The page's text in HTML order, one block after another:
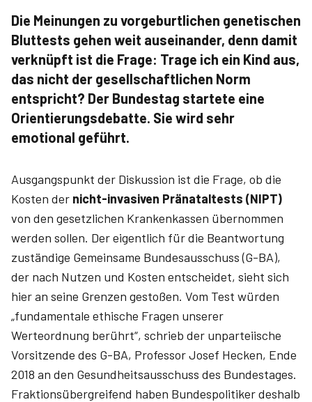
Die Meinungen zu vorgeburtlichen genetischen
Bluttests gehen weit auseinander, denn damit
verknüpft ist die Frage: Trage ich ein Kind aus,
das nicht der gesellschaftlichen Norm
entspricht? Der Bundestag startete eine
Orientierungsdebatte. Sie wird sehr
emotional geführt.
Ausgangspunkt der Diskussion ist die Frage, ob die
Kosten der nicht-invasiven Pränataltests (NIPT)
von den gesetzlichen Krankenkassen übernommen
werden sollen. Der eigentlich für die Beantwortung
zuständige Gemeinsame Bundesausschuss (G-BA),
der nach Nutzen und Kosten entscheidet, sieht sich
hier an seine Grenzen gestoßen. Vom Test würden
„fundamentale ethische Fragen unserer
Werteordnung berührt“, schrieb der unparteiische
Vorsitzende des G-BA, Professor Josef Hecken, Ende
2018 an den Gesundheitsausschuss des Bundestages.
Fraktionsübergreifend haben Bundespolitiker deshalb